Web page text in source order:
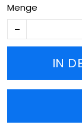
Menge
IN